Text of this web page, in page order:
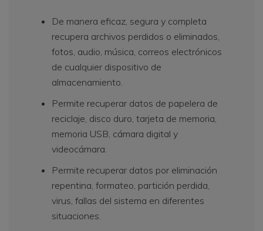
De manera eficaz, segura y completa
recupera archivos perdidos o eliminados,
fotos, audio, música, correos electrónicos
de cualquier dispositivo de
almacenamiento.
Permite recuperar datos de papelera de
reciclaje, disco duro, tarjeta de memoria,
memoria USB, cámara digital y
videocámara.
Permite recuperar datos por eliminación
repentina, formateo, partición perdida,
virus, fallas del sistema en diferentes
situaciones.